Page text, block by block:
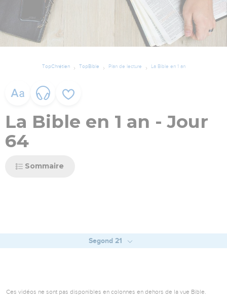
TopChrétien TopBible Plan de lecture La Bible en 1 an
La Bible en 1 an - Jour
64
Sommaire
Segond 21
Ces vidéos ne sont pas disponibles en colonnes en dehors de la vue Bible.